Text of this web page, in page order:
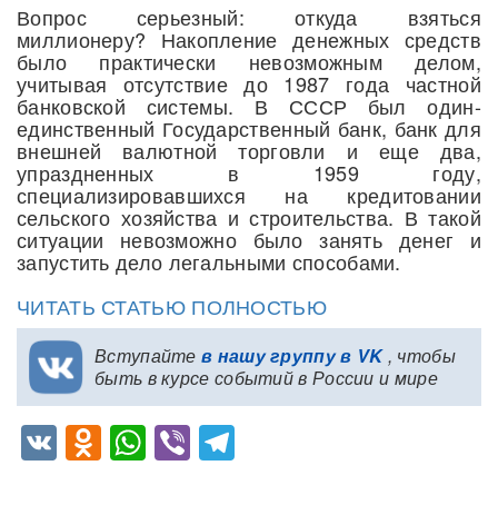
Вопрос серьезный: откуда взяться
миллионеру? Накопление денежных средств
было практически невозможным делом,
учитывая отсутствие до 1987 года частной
банковской системы. В СССР был один-
единственный Государственный банк, банк для
внешней валютной торговли и еще два,
упраздненных в 1959 году,
специализировавшихся на кредитовании
сельского хозяйства и строительства. В такой
ситуации невозможно было занять денег и
запустить дело легальными способами.
ЧИТАТЬ СТАТЬЮ ПОЛНОСТЬЮ
Вступайте в нашу группу в VK, чтобы
быть в курсе событий в России и мире
VKOdnoklassniki
WhatsApp
Viber